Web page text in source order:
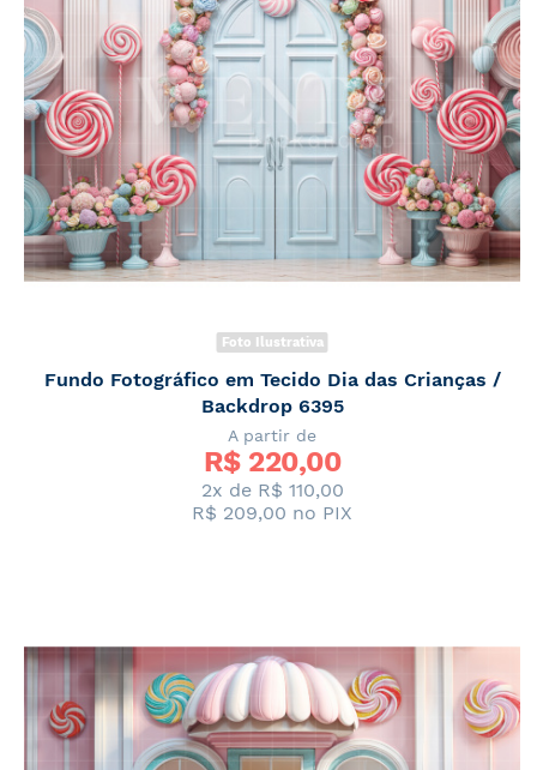
Foto Ilustrativa
Fundo Fotográfico em Tecido Dia das Crianças /
Backdrop 6395
A partir de
R$ 220,00
2x de R$ 110,00
R$ 209,00 no PIX